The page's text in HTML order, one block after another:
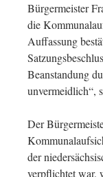
Bürgermeister
die
Auffassung
Beanstandung
unvermeidlich“,
Der
der
verpflichtet war,